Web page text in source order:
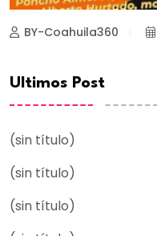
BY-Coahuila360
Ultimos Post
(sin título)
(sin título)
(sin título)